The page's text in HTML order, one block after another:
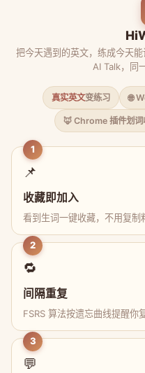
把今天遇到的英文，练成今天
AI Talk，同
真实英文变练习 🌐
🦊 Chrome 插件划词
1
📌
收藏即加入
看到生词一键收藏，不用复制
2
🔁
间隔重复
FSRS 算法按遗忘曲线提醒你
3
💬